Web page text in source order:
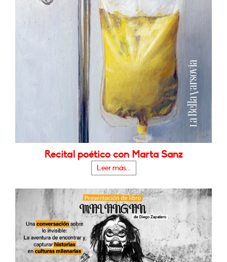
Recital poético con Marta Sanz
Leer más...